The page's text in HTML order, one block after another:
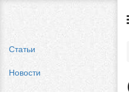
Статьи
Новости